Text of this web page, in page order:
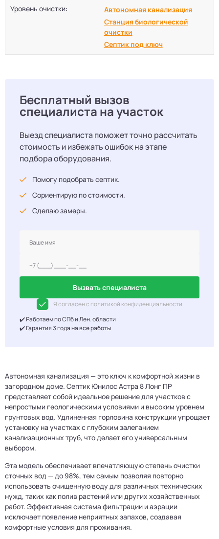
Уровень очистки:
Автономная канализация
Станция биологической
очистки
Септик под ключ
Бесплатный вызов
специалиста на участок
Выезд специалиста поможет точно рассчитать
стоимость и избежать ошибок на этапе
подбора оборудования.
Помогу подобрать септик.
Сориентирую по стоимости.
Сделаю замеры.
Вызвать специалиста
Я согласен с политикой конфиденциальности
✔️ Работаем по СПб и Лен. области
✔️ Гарантия 3 года на все работы
Автономная канализация — это ключ к комфортной жизни в
загородном доме. Септик Юнилос Астра 8 Лонг ПР
представляет собой идеальное решение для участков с
непростыми геологическими условиями и высоким уровнем
грунтовых вод. Удлиненная горловина конструкции упрощает
установку на участках с глубоким залеганием
канализационных труб, что делает его универсальным
выбором.
Эта модель обеспечивает впечатляющую степень очистки
сточных вод — до 98%, тем самым позволяя повторно
использовать очищенную воду для различных технических
нужд, таких как полив растений или других хозяйственных
работ. Эффективная система фильтрации и аэрации
исключает появление неприятных запахов, создавая
комфортные условия для проживания.